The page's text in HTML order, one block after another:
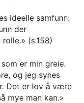
ideelle samfunn:
der
(s.158)
er min greie.
og jeg synes
Det er lov å være
mye man kan.»